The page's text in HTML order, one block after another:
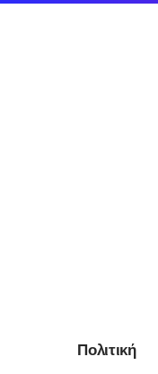
Πολιτική